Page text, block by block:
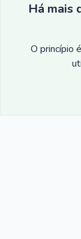
Há mais
O princípio